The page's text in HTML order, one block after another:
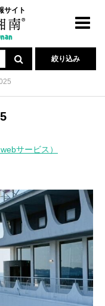
サイト
絞り込み
webサービス）